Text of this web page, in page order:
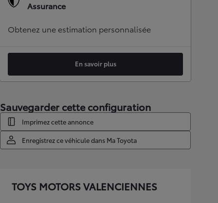
Assurance
Obtenez une estimation personnalisée
En savoir plus
Sauvegarder cette configuration
Imprimez cette annonce
Enregistrez ce véhicule dans Ma Toyota
TOYS MOTORS VALENCIENNES